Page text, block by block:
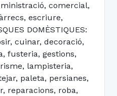
comercial,
escriure,
DOMÈSTIQUES:
cuinar, decoració,
fusteria, gestions,
lampisteria,
paleta, persianes,
reparacions, roba,